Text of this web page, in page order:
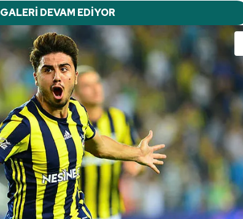
GALERİ DEVAM EDİYOR